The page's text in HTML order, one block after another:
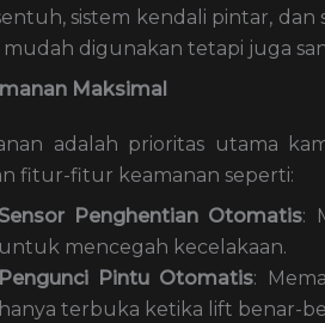
sistem kendali pintar,
mudah digunakan tetapi juga
Maksimal
adalah prioritas utama
fitur-fitur keamanan seperti:
Sensor Penghentian Otomatis:
untuk mencegah kecelakaan.
Pengunci Pintu Otomatis:
hanya terbuka ketika lift benar-